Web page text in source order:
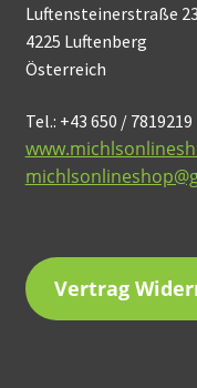
Luftensteinerstraße 23
4225 Luftenberg
Österreich
Tel.: +43 650 / 7819219
Vertrag